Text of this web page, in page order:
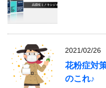
2021/02/26
花粉症対
のこれ♪